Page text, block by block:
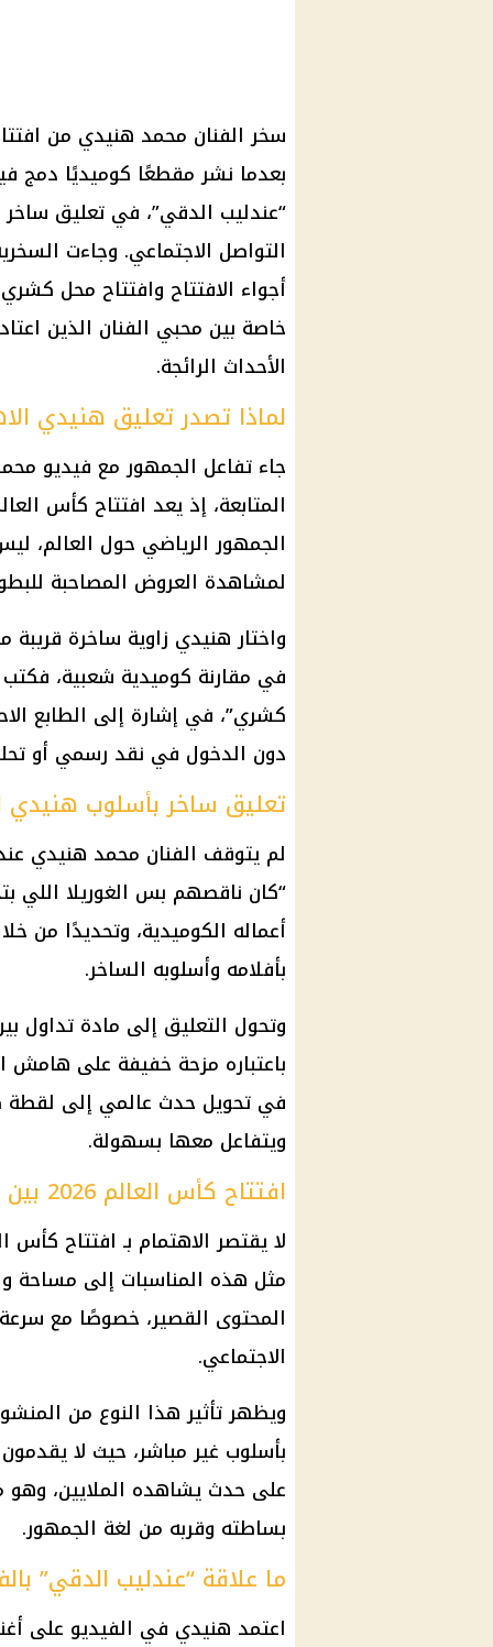
بعدما نشر مقطعًا كوميديًا دمج
“عندليب الدقي”، في تعليق ساخر
التواصل الاجتماعي. وجاءت
أجواء الافتتاح وافتتاح محل
خاصة بين محبي الفنان الذين
الأحداث الرائجة.
لماذا تصدر تعليق هنيدي
جاء تفاعل الجمهور مع فيديو
الجمهور الرياضي حول العالم،
لمشاهدة العروض المصاحبة
واختار هنيدي زاوية ساخرة
في مقارنة كوميدية شعبية،
كشري”، في إشارة إلى الطابع
دون الدخول في نقد رسمي أو
تعليق ساخر بأسلوب هنيدي
لم يتوقف الفنان محمد هنيدي
“كان ناقصهم بس الغوريلا اللي
أعماله الكوميدية، وتحديدًا من
بأفلامه وأسلوبه الساخر.
وتحول التعليق إلى مادة تداول
باعتباره مزحة خفيفة على هامش
في تحويل حدث عالمي إلى لقطة
ويتفاعل معها بسهولة.
افتتاح كأس العالم 2026 بين الحدث الرياضي والتفاعل الشعبي
مثل هذه المناسبات إلى مساحة
المحتوى القصير، خصوصًا مع
الاجتماعي.
ويظهر تأثير هذا النوع من
بأسلوب غير مباشر، حيث لا
على حدث يشاهده الملايين،
بساطته وقربه من لغة الجمهور.
ما علاقة “عندليب الدقي”
اعتمد هنيدي في الفيديو على